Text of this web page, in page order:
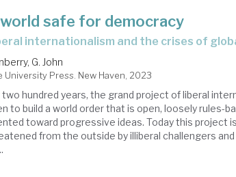
safe for democracy
internationalism and the crises of
G. John
University Press. New Haven, 2023
two hundred years, the grand project of liberal
to build a world order that is open, loosely rules-
toward progressive ideas. Today this project
from the outside by illiberal challengers